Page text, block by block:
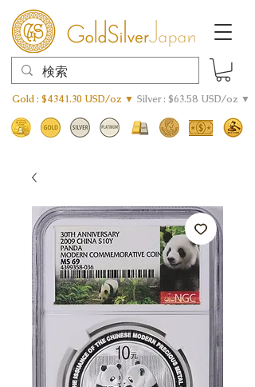
Gold : $4341.30 USD/oz ▼ Silver : $63.58 USD/oz ▼